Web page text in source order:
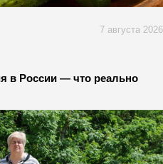
7 августа 2026
в России — что реально